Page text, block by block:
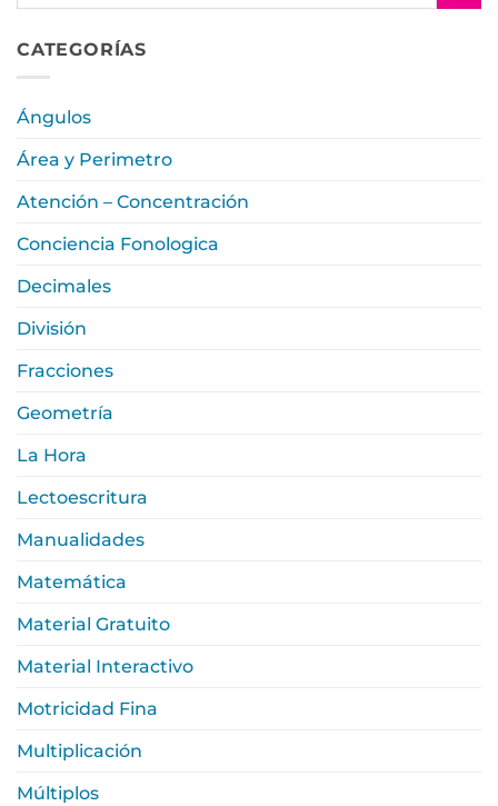
CATEGORÍAS
Ángulos
Área y Perimetro
Atención – Concentración
Conciencia Fonologica
Decimales
División
Fracciones
Geometría
La Hora
Lectoescritura
Manualidades
Matemática
Material Gratuito
Material Interactivo
Motricidad Fina
Multiplicación
Múltiplos